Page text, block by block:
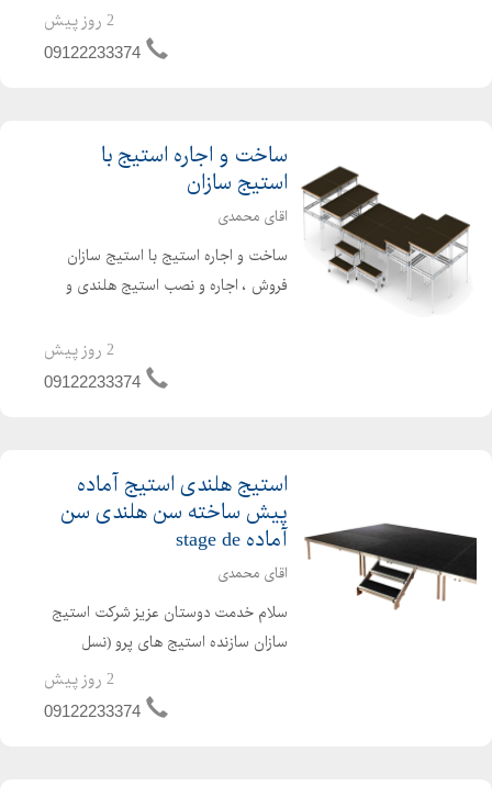
اجاره و نصب انواع استیج در ابعاد و ارتفاع
های مختلف اجاره و نصب انواع سن
2 روز پیش
09122233374
ساخت و اجاره استیج با
استیج سازان
اقای محمدی
ساخت و اجاره استیج با استیج سازان
فروش ، اجاره و نصب استیج هلندی و
ساخته شده متناسب نیاز شما فروش و
اجاره انواع استیج های نو دست دوم انواع
2 روز پیش
09122233374
استیج هلندی استیج آماده
پیش ساخته سن هلندی سن
آماده stage de
اقای محمدی
سلام خدمت دوستان عزیز شرکت استیج
سازان سازنده استیج های پرو (نسل
جدید) از استیج هلندی یا استیج آماده
می باشد تفاوت استیج پرو با استیج های
2 روز پیش
09122233374